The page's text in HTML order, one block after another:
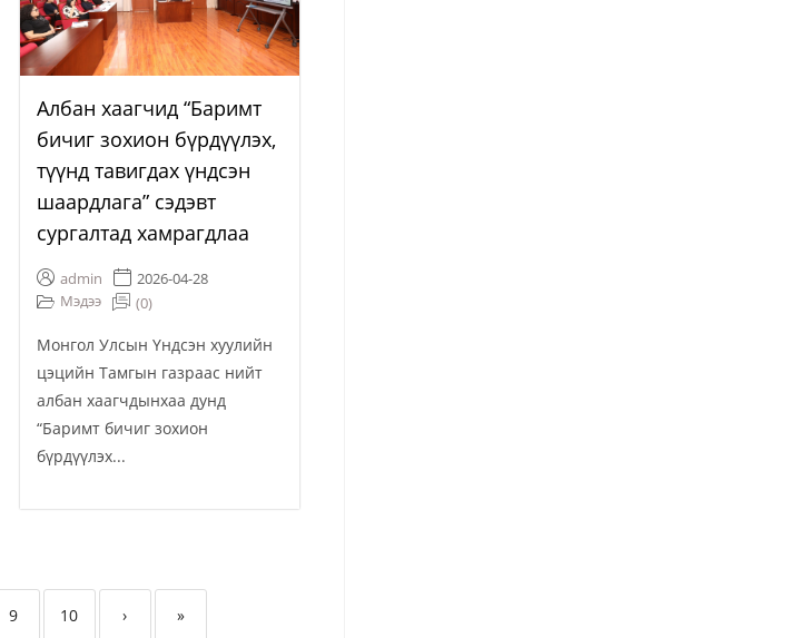
Албан хаагчид “Баримт
бичиг зохион бүрдүүлэх,
түүнд тавигдах үндсэн
шаардлага” сэдэвт
сургалтад хамрагдлаа
admin
2026-04-28
Мэдээ
(0)
Монгол Улсын Үндсэн хуулийн
цэцийн Тамгын газраас нийт
албан хаагчдынхаа дунд
“Баримт бичиг зохион
бүрдүүлэх...
9 10 › »